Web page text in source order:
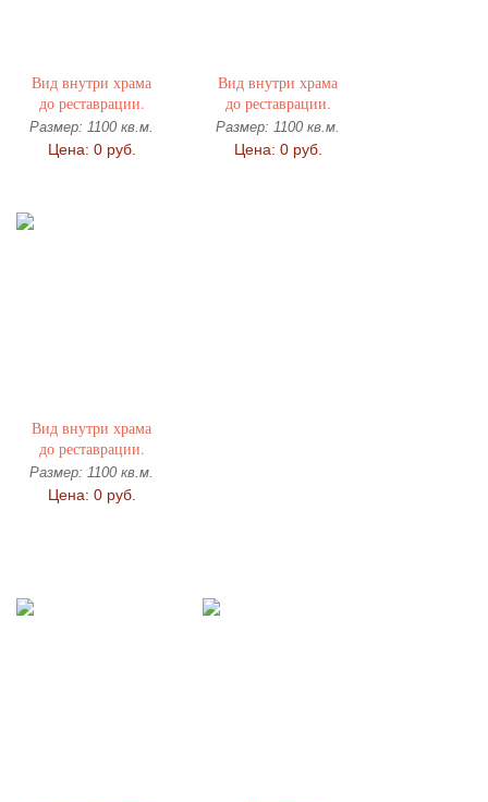
Вид внутри храма
до реставрации.
Размер: 1100 кв.м.
Цена: 0 руб.
Вид внутри храма
до реставрации.
Размер: 1100 кв.м.
Цена: 0 руб.
Вид внутри храма
до реставрации.
Размер: 1100 кв.м.
Цена: 0 руб.